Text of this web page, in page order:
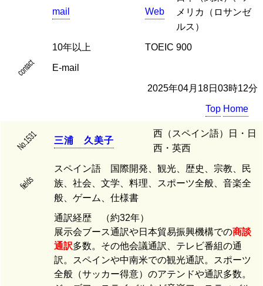
mail Web
メリカ（ロサンゼ
ルス）
10年以上 TOEIC 900
contact E-mail
2025年04月18日03時12分
Top Home
No.1531 三浦 久 美子
西（スペイン語）日・日
西・英西
fields
スペイン語 国際開発、観光、歴史、宗教、民
族、社会、文学、料理、スポーツ全般、音楽全
般、ゲーム、仕様書
通訳経歴 （約32年）
展示会ブース通訳や日本貿易振興機構での商談
通訳多数。その他会議通訳、テレビ番組の通
訳。スペインや中南米での観光通訳。スポーツ
全般（サッカー得意）のアテンドや通訳多数。